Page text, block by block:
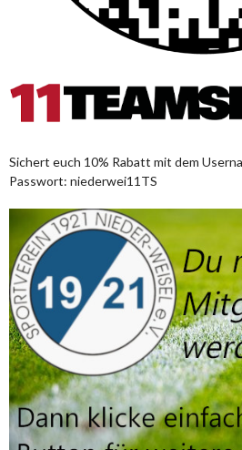
Sichert euch 10% Rabatt mit dem
Passwort: niederwei11TS